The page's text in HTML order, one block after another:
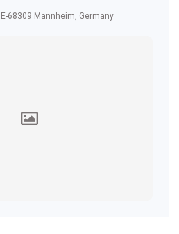
68309 Mannheim, Germany